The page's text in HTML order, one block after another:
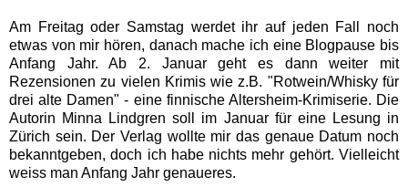
Am Freitag oder Samstag werdet ihr auf jeden Fall noch
etwas von mir hören, danach mache ich eine Blogpause bis
Anfang Jahr. Ab 2. Januar geht es dann weiter mit
Rezensionen zu vielen Krimis wie z.B. "Rotwein/Whisky für
drei alte Damen" - eine finnische Altersheim-Krimiserie. Die
Autorin Minna Lindgren soll im Januar für eine Lesung in
Zürich sein. Der Verlag wollte mir das genaue Datum noch
bekanntgeben, doch ich habe nichts mehr gehört. Vielleicht
weiss man Anfang Jahr genaueres.